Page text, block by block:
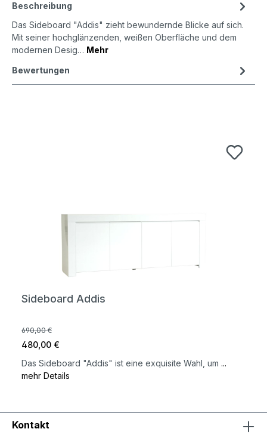
Beschreibung
Das Sideboard "Addis" zieht bewundernde Blicke auf sich.
Mit seiner hochglänzenden, weißen Oberfläche und dem
modernen Desig… Mehr
Bewertungen
Sideboard Addis
690,00 €
480,00 €
Das Sideboard "Addis" ist eine exquisite Wahl, um ...
mehr Details
Kontakt